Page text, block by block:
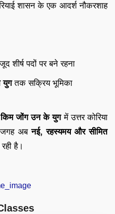
शासन के एक आदर्श नौकरशाह
शीर्ष पदों पर बने रहना
युगतक सक्रिय भूमिका
किम जोंग उन के युगमें उत्तर कोरिया
जगह अबनई, रहस्यमय और सीमित
है।